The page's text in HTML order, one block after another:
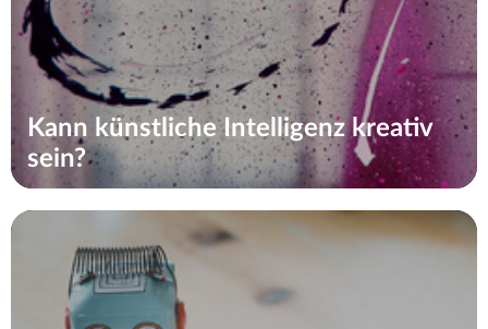
Kann künstliche Intelligenz kreativ
sein?